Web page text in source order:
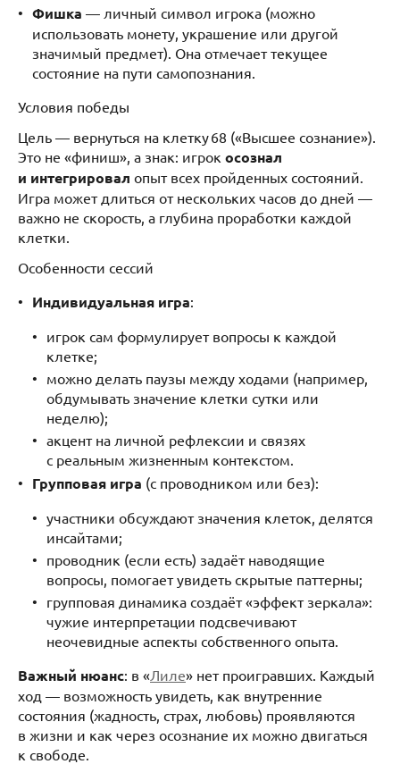
Фишка — личный символ игрока (можно
использовать монету, украшение или другой
значимый предмет). Она отмечает текущее
состояние на пути самопознания.
Условия победы
Цель — вернуться на клетку 68 («Высшее сознание»).
Это не «финиш», а знак: игрок осознал
и интегрировал опыт всех пройденных состояний.
Игра может длиться от нескольких часов до дней —
важно не скорость, а глубина проработки каждой
клетки.
Особенности сессий
Индивидуальная игра:
игрок сам формулирует вопросы к каждой
клетке;
можно делать паузы между ходами (например,
обдумывать значение клетки сутки или
неделю);
акцент на личной рефлексии и связях
с реальным жизненным контекстом.
Групповая игра (с проводником или без):
участники обсуждают значения клеток, делятся
инсайтами;
проводник (если есть) задаёт наводящие
вопросы, помогает увидеть скрытые паттерны;
групповая динамика создаёт «эффект зеркала»:
чужие интерпретации подсвечивают
неочевидные аспекты собственного опыта.
Важный нюанс: в «Лиле» нет проигравших. Каждый
ход — возможность увидеть, как внутренние
состояния (жадность, страх, любовь) проявляются
в жизни и как через осознание их можно двигаться
к свободе.